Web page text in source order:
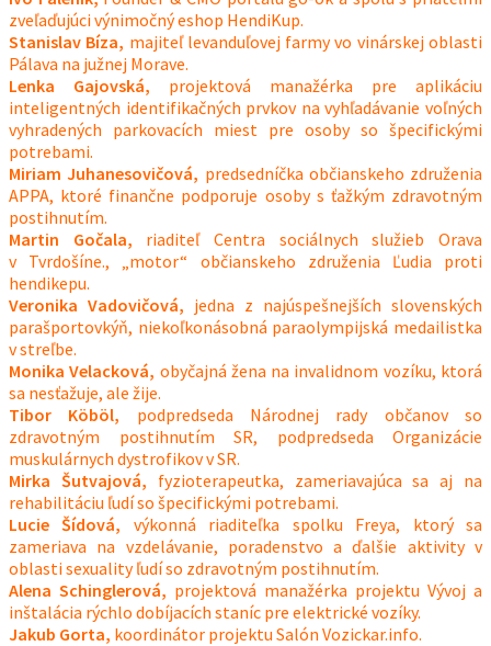
zveľaďujúci výnimočný eshop HendiKup.
Stanislav Bíza, majiteľ levanduľovej farmy vo vinárskej oblasti
Pálava na južnej Morave.
Lenka Gajovská, projektová manažérka pre aplikáciu
inteligentných identifikačných prvkov na vyhľadávanie voľných
vyhradených parkovacích miest pre osoby so špecifickými
potrebami.
Miriam Juhanesovičová, predsedníčka občianskeho združenia
APPA, ktoré finančne podporuje osoby s ťažkým zdravotným
postihnutím.
Martin Gočala, riaditeľ Centra sociálnych služieb Orava
v Tvrdošíne., „motor“ občianskeho združenia Ľudia proti
hendikepu.
Veronika Vadovičová, jedna z najúspešnejších slovenských
parašportovkýň, niekoľkonásobná paraolympijská medailistka
v streľbe.
Monika Velacková, obyčajná žena na invalidnom vozíku, ktorá
sa nesťažuje, ale žije.
Tibor Köböl, podpredseda Národnej rady občanov so
zdravotným postihnutím SR, podpredseda Organizácie
muskulárnych dystrofikov v SR.
Mirka Šutvajová, fyzioterapeutka, zameriavajúca sa aj na
rehabilitáciu ľudí so špecifickými potrebami.
Lucie Šídová, výkonná riaditeľka spolku Freya, ktorý sa
zameriava na vzdelávanie, poradenstvo a ďalšie aktivity v
oblasti sexuality ľudí so zdravotným postihnutím.
Alena Schinglerová, projektová manažérka projektu Vývoj a
inštalácia rýchlo dobíjacích staníc pre elektrické vozíky.
Jakub Gorta, koordinátor projektu Salón Vozickar.info.